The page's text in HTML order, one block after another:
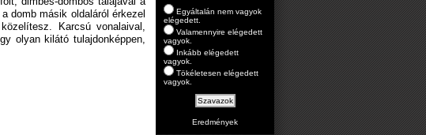
Egyáltalán nem vagyok
elégedett.
Valamennyire elégedett
vagyok.
Inkább elégedett
vagyok.
Tökéletesen elégedett
vagyok.
Eredmények
domb másik oldaláról érkezel
Karcsú vonalaival,
olyan kilátó tulajdonképpen,